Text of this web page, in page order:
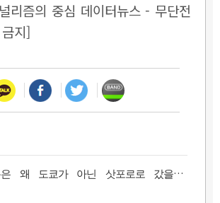
리즘의 중심 데이터뉴스 - 무단전
지]
은 왜 도쿄가 아닌 삿포로로 갔을까?